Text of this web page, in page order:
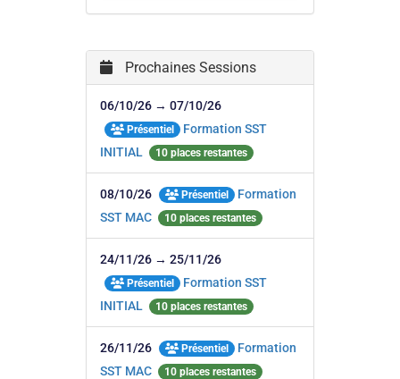
Prochaines Sessions
06/10/26 → 07/10/26
Présentiel
Formation SST
INITIAL
10 places restantes
08/10/26 Présentiel
Formation
SST MAC
10 places restantes
24/11/26 → 25/11/26
Présentiel
Formation SST
INITIAL
10 places restantes
26/11/26 Présentiel
Formation
SST MAC
10 places restantes